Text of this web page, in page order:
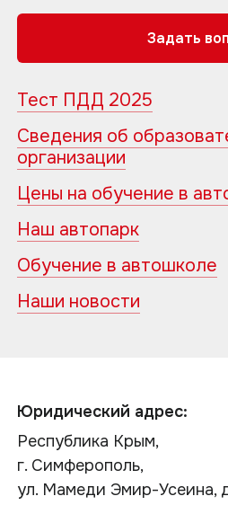
Тест ПДД 2025
Сведения об
организации
Цены на обучение в
Наш автопарк
Обучение в автошколе
Наши новости
Юридический адрес:
Республика Крым,
г. Симферополь,
ул. Мамеди Эмир-Усеина,